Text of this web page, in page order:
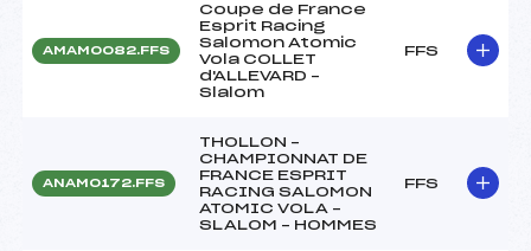
AMAM0082.FFS
Coupe de France
Esprit Racing
Salomon Atomic
Vola COLLET
d'ALLEVARD –
Slalom
FFS
ANAM0172.FFS
THOLLON –
CHAMPIONNAT DE
FRANCE ESPRIT
RACING SALOMON
ATOMIC VOLA –
SLALOM – HOMMES
FFS